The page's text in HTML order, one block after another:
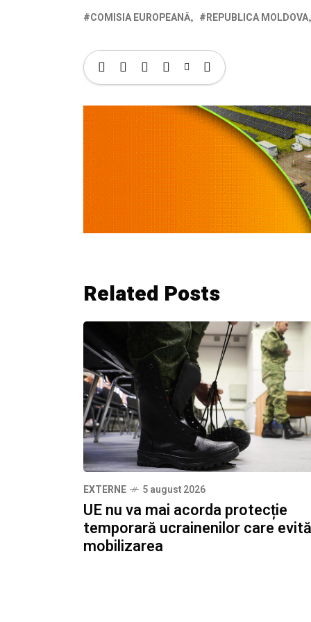
COMISIA EUROPEANĂ REPUBLICA MOLDOVA
Related Posts
EXTERNE 5 august 2026
UE nu va mai acorda protecție
temporară ucrainenilor care evită
mobilizarea